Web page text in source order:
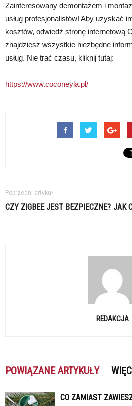
Zainteresowany demontażem i
usług profesjonalistów! Aby uzyskać
kosztów, odwiedź stronę internetową
znajdziesz wszystkie niezbędne
usług. Nie trać czasu, kliknij tutaj:
https://www.coconeyla.pl/
Poprzedni artykuł
CZY ZIGBEE JEST BEZPIECZNE? JAK
REDAKCJA
POWIĄZANE ARTYKUŁY
CO ZAMIAST